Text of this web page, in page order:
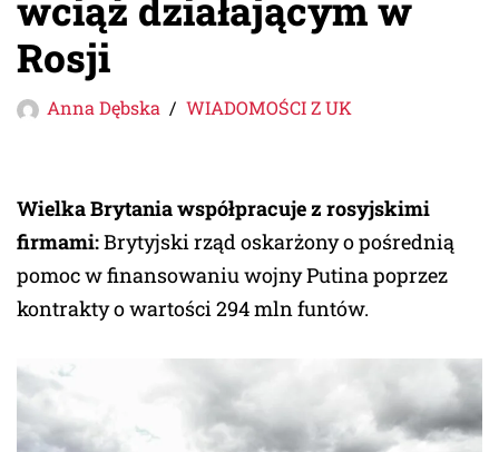
Rosji
Anna Dębska WIADOMOŚCI Z UK
Wielka Brytania współpracuje z rosyjskimi
firmami:Brytyjski rząd oskarżony o pośrednią
pomoc w finansowaniu wojny Putina poprzez
kontrakty o wartości 294 mln funtów.